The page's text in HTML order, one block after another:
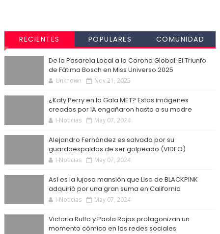
RECIENTES POPULARES COMUNIDAD
De la Pasarela Local a la Corona Global: El Triunfo
de Fátima Bosch en Miss Universo 2025
Unknown Nov 21, 2025
¿Katy Perry en la Gala MET? Estas imágenes
creadas por IA engañaron hasta a su madre
I-Noticias May 07, 2024
Alejandro Fernández es salvado por su
guardaespaldas de ser golpeado (VIDEO)
I-Noticias May 07, 2024
Así es la lujosa mansión que Lisa de BLACKPINK
adquirió por una gran suma en California
I-Noticias May 07, 2024
Victoria Ruffo y Paola Rojas protagonizan un
momento cómico en las redes sociales